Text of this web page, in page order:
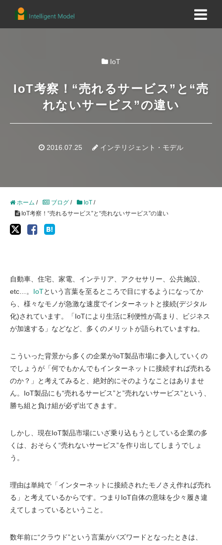
IoT
IoT考察！“売れるサービス”と“売
れないサービス”の違い
2016.07.25 インテリジェント・モデル
ホーム / ブログ / IoT /
IoT考察！“売れるサービス”と“売れないサービス”の違い
自動車、住宅、家電、インテリア、アクセサリー、公共施設、
etc…。 IoTという言葉を至るところで目にするようになってか
ら、様々なモノが急激な速度でインターネットと接続(デジタル
化)されています。「IoTにより生活に利便性が高まり、ビジネス
が加速する」などなど、多くのメリットが語られていますね。
こういった背景から多くの企業がIoT製品市場に参入していくの
でしょうが「何でもかんでもインターネットに接続すれば売れる
のか？」と考えてみると、絶対的にそのようなことはありませ
ん。IoT製品にも“売れるサービス”と”売れないサービス”という、
勝ち組と負け組が必ず出てきます。
しかし、現在IoT製品市場にいざ乗り込もうとしている企業の多
くは、おそらく“売れないサービス”を作り出してしまうでしょ
う。
理由は単純で「インターネットに接続されたモノさえ作れば売れ
る」と考えているからです。つまりIoT自体の意味を少々履き違
えてしまっているということ。
数年前に“クラウド”という言葉がバズワードとなったときは、